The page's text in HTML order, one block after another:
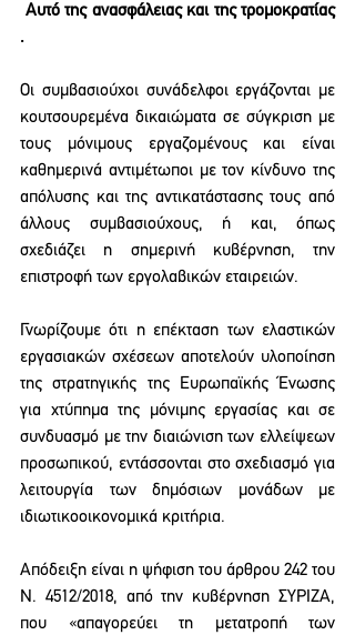
Αυτό της ανασφάλειας και της τρομοκρατίας
.
Οι συμβασιούχοι συνάδελφοι εργάζονται με
κουτσουρεμένα δικαιώματα σε σύγκριση με
τους μόνιμους εργαζομένους και είναι
καθημερινά αντιμέτωποι με τον κίνδυνο της
απόλυσης και της αντικατάστασης τους από
άλλους συμβασιούχους, ή και, όπως
σχεδιάζει η σημερινή κυβέρνηση, την
επιστροφή των εργολαβικών εταιρειών.
Γνωρίζουμε ότι η επέκταση των ελαστικών
εργασιακών σχέσεων αποτελούν υλοποίηση
της στρατηγικής της Ευρωπαϊκής Ένωσης
για χτύπημα της μόνιμης εργασίας και σε
συνδυασμό με την διαιώνιση των ελλείψεων
προσωπικού, εντάσσονται στο σχεδιασμό για
λειτουργία των δημόσιων μονάδων με
ιδιωτικοοικονομικά κριτήρια.
Απόδειξη είναι η ψήφιση του άρθρου 242 του
Ν. 4512/2018, από την κυβέρνηση ΣΥΡΙΖΑ,
που «απαγορεύει τη μετατροπή των